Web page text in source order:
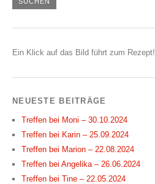
Ein Klick auf das Bild führt zum Rezept!
NEUESTE BEITRÄGE
Treffen bei Moni – 30.10.2024
Treffen bei Karin – 25.09.2024
Treffen bei Marion – 22.08.2024
Treffen bei Angelika – 26.06.2024
Treffen bei Tine – 22.05.2024